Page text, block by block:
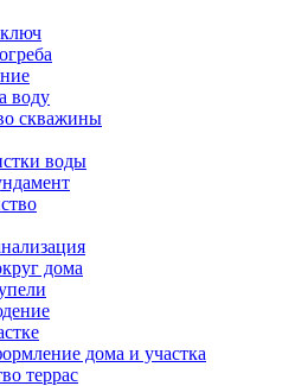
воду
скважины
воды
дома
дома и участка
террас